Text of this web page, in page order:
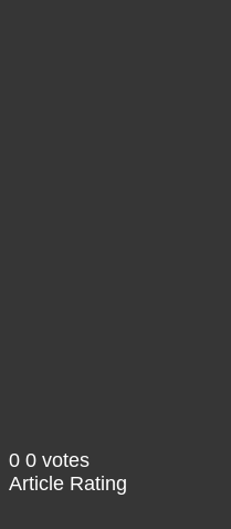
0 0 votes
Article Rating